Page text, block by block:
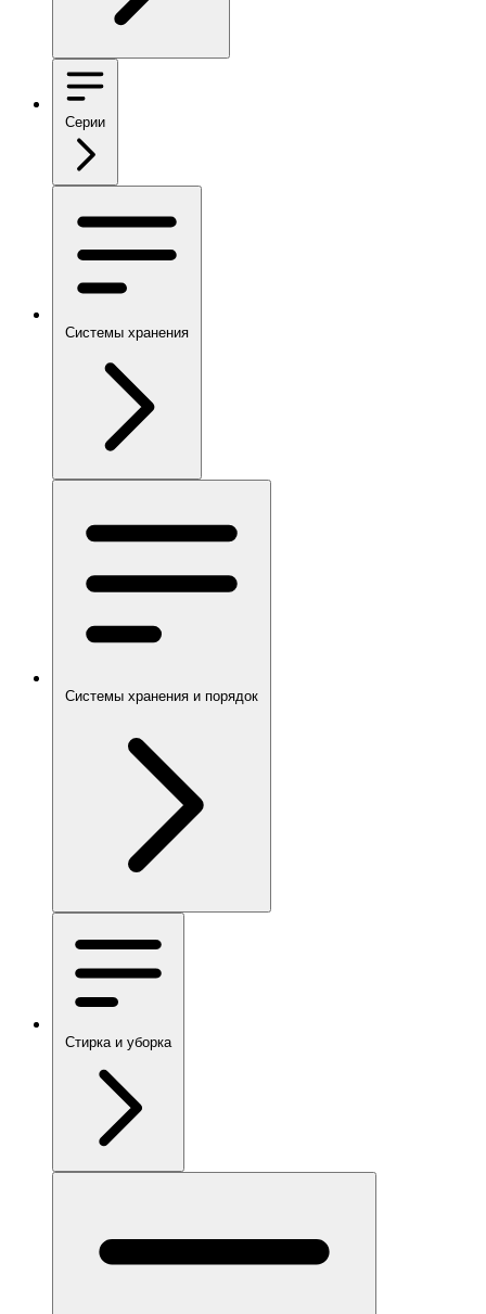
Серии
Системы хранения
Системы хранения и порядок
Стирка и уборка